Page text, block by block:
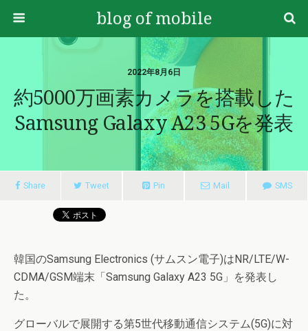
blog of mobile
2022年8月6日
約5000万画素カメラを搭載した
Samsung Galaxy A23 5Gを発表
Share Tweet Pin Mail SMS
韓国のSamsung Electronics (サムスン電子)はNR/LTE/W-
CDMA/GSM端末「Samsung Galaxy A23 5G」を発表し
た。
グローバルで展開する第5世代移動通信システム(5G)に対